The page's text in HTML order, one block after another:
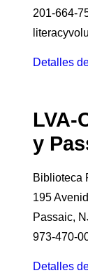
201-664-
Detalles
LVA-
y
Biblioteca
195
Passaic,
973-470-
Detalles